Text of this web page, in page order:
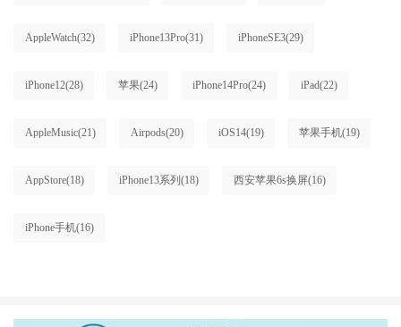
AppleWatch(32) iPhone13Pro(31) iPhoneSE3(29)
iPhone12(28) 苹果(24) iPhone14Pro(24) iPad(22)
AppleMusic(21) Airpods(20) iOS14(19) 苹果手机(19)
AppStore(18) iPhone13系列 (18) 西安苹果6s换屏(16)
iPhone手机(16)